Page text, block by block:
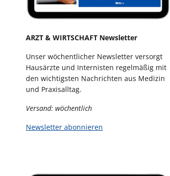
ARZT & WIRTSCHAFT Newsletter
Unser wöchentlicher Newsletter versorgt
Hausärzte und Internisten regelmäßig mit
den wichtigsten Nachrichten aus Medizin
und Praxisalltag.
Versand: wöchentlich
Newsletter abonnieren